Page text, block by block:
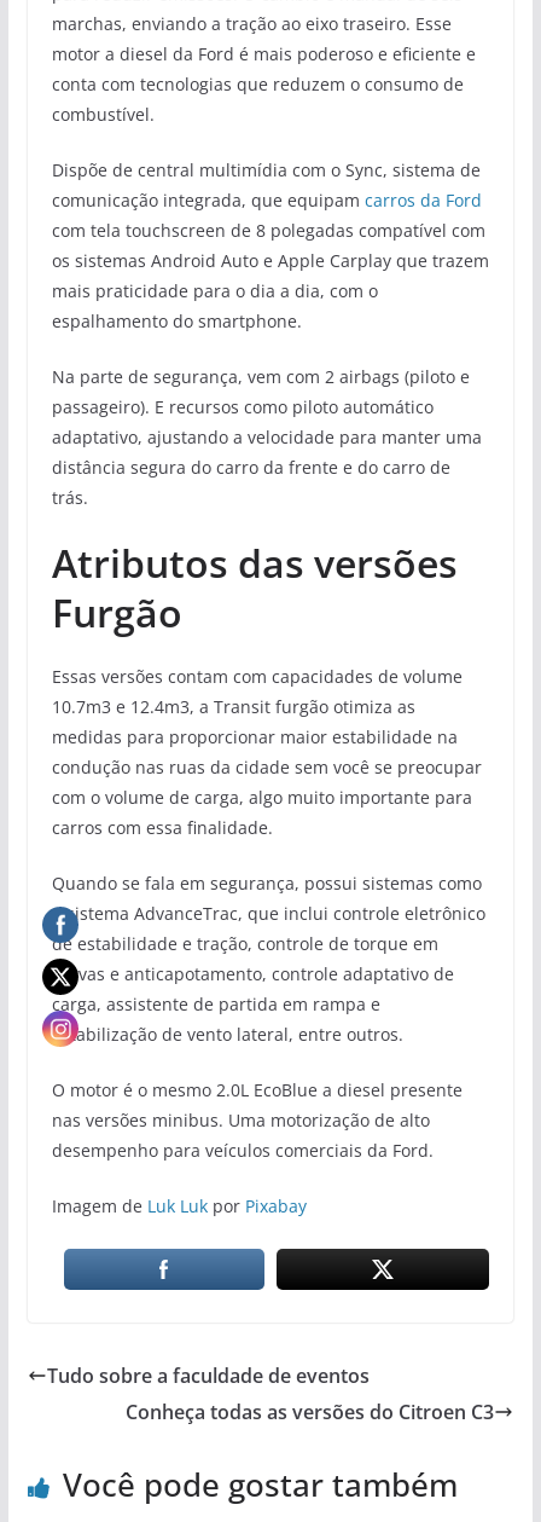
marchas, enviando a tração ao eixo traseiro. Esse
motor a diesel da Ford é mais poderoso e eficiente e
conta com tecnologias que reduzem o consumo de
combustível.
Dispõe de central multimídia com o Sync, sistema de
comunicação integrada, que equipam carros da Ford
com tela touchscreen de 8 polegadas compatível com
os sistemas Android Auto e Apple Carplay que trazem
mais praticidade para o dia a dia, com o
espalhamento do smartphone.
Na parte de segurança, vem com 2 airbags (piloto e
passageiro). E recursos como piloto automático
adaptativo, ajustando a velocidade para manter uma
distância segura do carro da frente e do carro de
trás.
Atributos das versões
Furgão
Essas versões contam com capacidades de volume
10.7m3 e 12.4m3, a Transit furgão otimiza as
medidas para proporcionar maior estabilidade na
condução nas ruas da cidade sem você se preocupar
com o volume de carga, algo muito importante para
carros com essa finalidade.
Quando se fala em segurança, possui sistemas como
o sistema AdvanceTrac, que inclui controle eletrônico
de estabilidade e tração, controle de torque em
curvas e anticapotamento, controle adaptativo de
carga, assistente de partida em rampa e
estabilização de vento lateral, entre outros.
O motor é o mesmo 2.0L EcoBlue a diesel presente
nas versões minibus. Uma motorização de alto
desempenho para veículos comerciais da Ford.
Imagem de Luk Lukpor Pixabay
Tudo sobre a faculdade de eventos
Conheça todas as versões do Citroen C3
Você pode gostar também